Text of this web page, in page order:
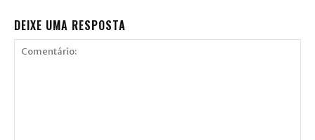
DEIXE UMA RESPOSTA